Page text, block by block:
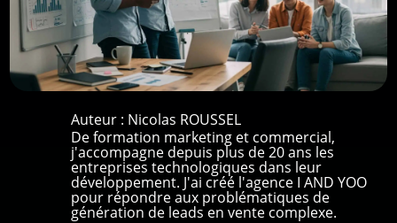
Auteur : Nicolas ROUSSEL
De formation marketing et commercial,
j'accompagne depuis plus de 20 ans les
entreprises technologiques dans leur
développement. J'ai créé l'agence I AND YOO
pour répondre aux problématiques de
génération de leads en vente complexe.